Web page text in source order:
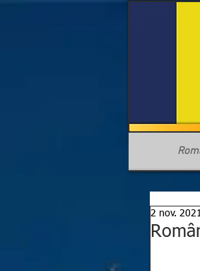
2 nov.